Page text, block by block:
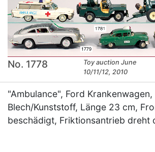
No. 1778
Toy auction June
10/11/12, 2010
"Ambulance", Ford Krankenwagen,
Blech/Kunststoff, Länge 23 cm,
beschädigt, Friktionsantrieb dreht